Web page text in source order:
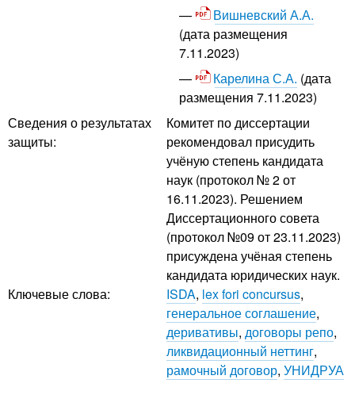
Вишневский А.А.
(дата размещения
7.11.2023)
Карелина С.А. (дата
размещения 7.11.2023)
Сведения о результатах
защиты:
Комитет по диссертации
рекомендовал присудить
учёную степень кандидата
наук (протокол № 2 от
16.11.2023). Решением
Диссертационного совета
(протокол №09 от 23.11.2023)
присуждена учёная степень
кандидата юридических наук.
Ключевые слова:
ISDA, lex fori concursus,
генеральное соглашение,
деривативы, договоры репо,
ликвидационный неттинг,
рамочный договор, УНИДРУА